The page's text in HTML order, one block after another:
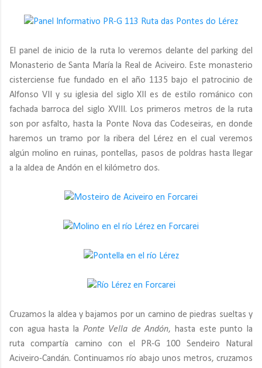
El panel de inicio de la ruta lo veremos delante del parking del
Monasterio de Santa María la Real de Aciveiro. Este monasterio
cisterciense fue fundado en el año 1135 bajo el patrocinio de
Alfonso VII y su iglesia del siglo XII es de estilo románico con
fachada barroca del siglo XVIII. Los primeros metros de la ruta
son por asfalto, hasta la Ponte Nova das Codeseiras, en donde
haremos un tramo por la ribera del Lérez en el cual veremos
algún molino en ruinas, pontellas, pasos de poldras hasta llegar
a la aldea de Andón en el kilómetro dos.
Cruzamos la aldea y bajamos por un camino de piedras sueltas y
con agua hasta la Ponte Vella de Andón, hasta este punto la
ruta compartía camino con el PR-G 100 Sendeiro Natural
Aciveiro-Candán. Continuamos río abajo unos metros, cruzamos